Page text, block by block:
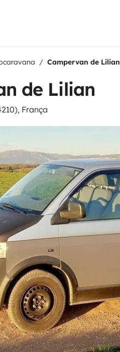
Campervan de Lilian
de Lilian
França